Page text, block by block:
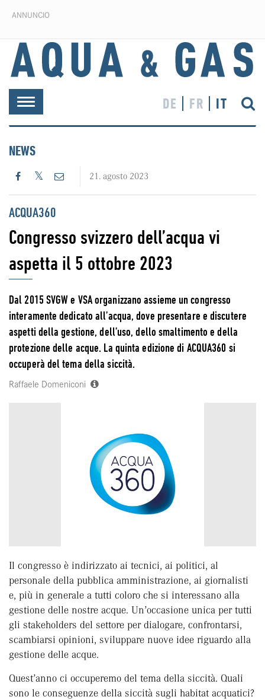
ANNUNCIO
Toggle
navigation
DE FR IT
NEWS
21. agosto 2023
ACQUA360
Congresso svizzero dell’acqua vi
aspetta il 5 ottobre 2023
Dal 2015 SVGW e VSA organizzano assieme un congresso
interamente dedicato all’acqua, dove presentare e discutere
aspetti della gestione, dell’uso, dello smaltimento e della
protezione delle acque. La quinta edizione di ACQUA360 si
occuperà del tema della siccità.
Raffaele Domeniconi
Il congresso è indirizzato ai tecnici, ai politici, al
personale della pubblica amministrazione, ai giornalisti
e, più in generale a tutti coloro che si interessano alla
gestione delle nostre acque. Un’occasione unica per tutti
gli stakeholders del settore per dialogare, confrontarsi,
scambiarsi opinioni, sviluppare nuove idee riguardo alla
gestione delle acque.
Quest’anno ci occuperemo del tema della siccità. Quali
sono le conseguenze della siccità sugli habitat acquatici?